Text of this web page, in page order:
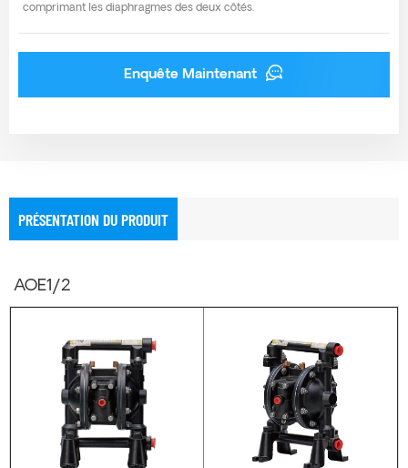
comprimant les diaphragmes des deux côtés.
Enquête Maintenant
PRÉSENTATION DU PRODUIT
AOE1/2